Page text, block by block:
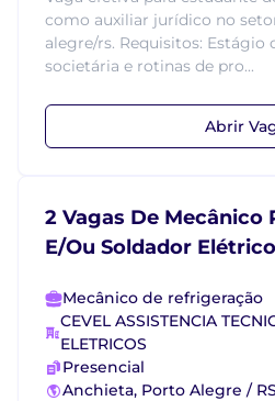
como auxiliar jurídico no
alegre/rs. Requisitos: Estágio
societária e rotinas de pro...
Abrir
2 Vagas De Mecânico
E/Ou Soldador Elétrico
Mecânico de refrigeração
CEVEL ASSISTENCIA
ELETRICOS
Presencial
Anchieta, Porto Alegre / RS